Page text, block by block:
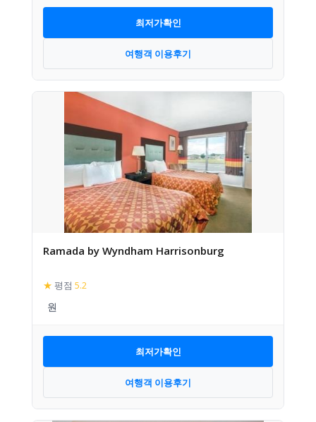
최저가확인
여행객 이용후기
Ramada by Wyndham Harrisonburg
★ 평점 5.2
최저가확인
여행객 이용후기